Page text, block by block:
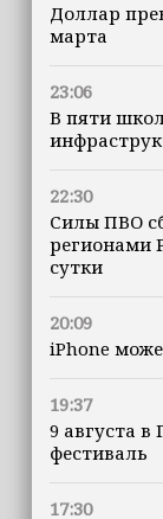
Доллар
марта
23:06
В пяти
22:30
Силы ПВО
регионами
сутки
20:09
iPhone
19:37
9 августа
фестиваль
17:30